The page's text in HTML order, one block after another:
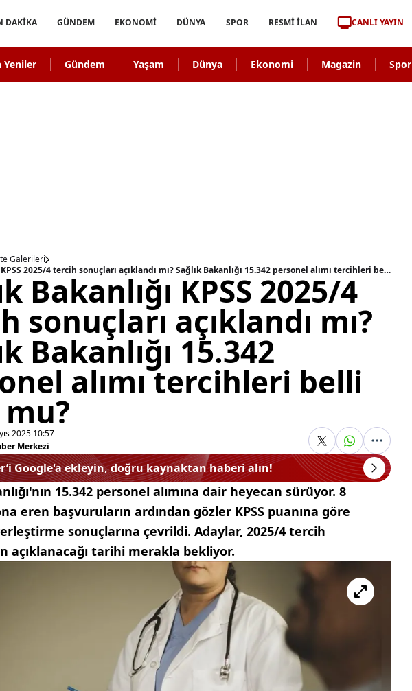
DAKİKA GÜNDEM EKONOMİ DÜNYA SPOR RESMİ İLAN CANLI YAYIN
Yeniler Gündem Yaşam Dünya Ekonomi Magazin Spor
Galerileri
Sağlık Bakanlığı KPSS 2025/4 tercih sonuçları açıklandı mı? Sağlık Bakanlığı 15.342 personel alımı tercihleri belli oldu mu?
Bakanlığı KPSS 2025/4
sonuçları açıklandı mı?
Bakanlığı 15.342
alımı tercihleri belli
2025 10:57
Merkezi
Google'a ekleyin, doğru kaynaktan haberi alın!
15.342 personel alımına dair heyecan sürüyor. 8
eren başvuruların ardından gözler KPSS puanına göre
sonuçlarına çevrildi. Adaylar, 2025/4 tercih
açıklanacağı tarihi merakla bekliyor.